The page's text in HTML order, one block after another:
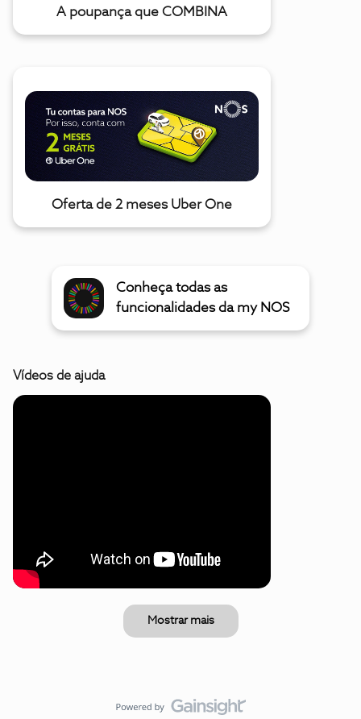
A poupança que COMBINA
Oferta de 2 meses Uber One
Conheça todas as
funcionalidades da my NOS
Vídeos de ajuda
Mostrar mais